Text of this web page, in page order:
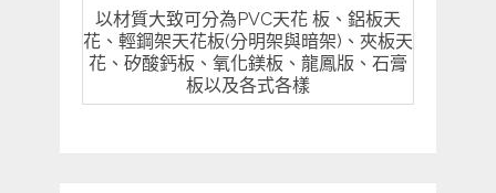
以材質大致可分為PVC天花 板、鋁板天
花、輕鋼架天花板(分明架與暗架)、夾板天
花、矽酸鈣板、氧化鎂板、龍鳳版、石膏
板以及各式各樣